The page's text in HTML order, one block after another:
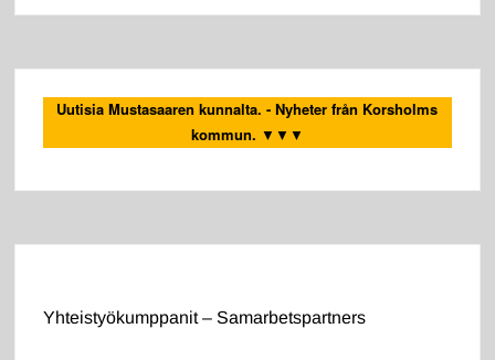
Uutisia Mustasaaren kunnalta. - Nyheter från Korsholms
kommun. ▼▼▼
Yhteistyökumppanit – Samarbetspartners